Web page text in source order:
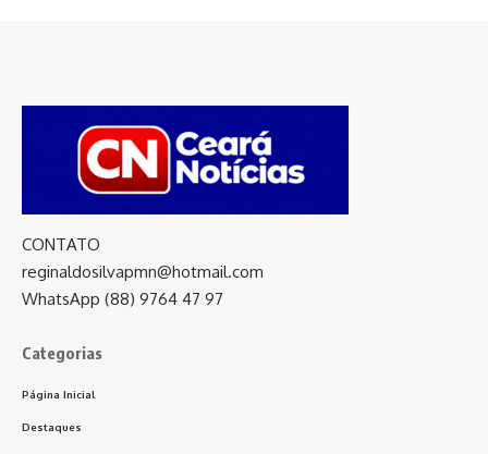
CONTATO
reginaldosilvapmn@hotmail.com
WhatsApp (88) 9764 47 97
Categorias
Página Inicial
Destaques